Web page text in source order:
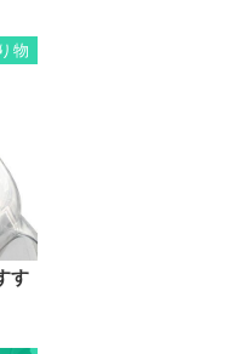
物
す